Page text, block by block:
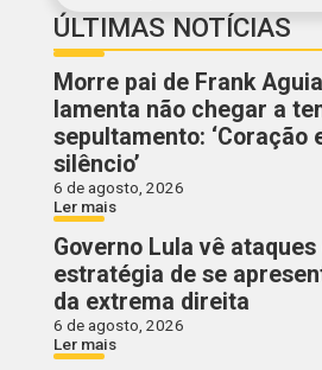
ÚLTIMAS NOTÍCIAS
Morre pai de Frank
lamenta não chegar a
sepultamento: ‘Coração
silêncio’
6 de agosto, 2026
Ler mais
Governo Lula vê
estratégia de se
da extrema direita
6 de agosto, 2026
Ler mais